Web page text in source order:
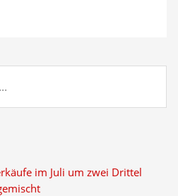
im Juli um zwei Drittel